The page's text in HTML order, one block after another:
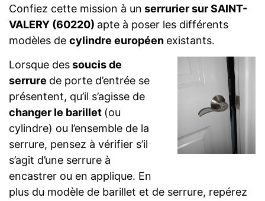
Confiez cette mission à un serrurier sur SAINT-
VALERY (60220) apte à poser les différents
modèles de cylindre européen existants.
Lorsque dessoucis de
serrure de porte d’entrée se
présentent, qu’il s’agisse de
changer le barillet (ou
cylindre) ou l’ensemble de la
serrure, pensez à vérifier s’il
s’agit d’une serrure à
encastrer ou en applique. En
plus du modèle de barillet et de serrure, repérez